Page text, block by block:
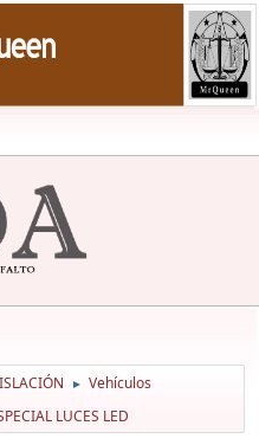
► Vehículos
LUCES LED